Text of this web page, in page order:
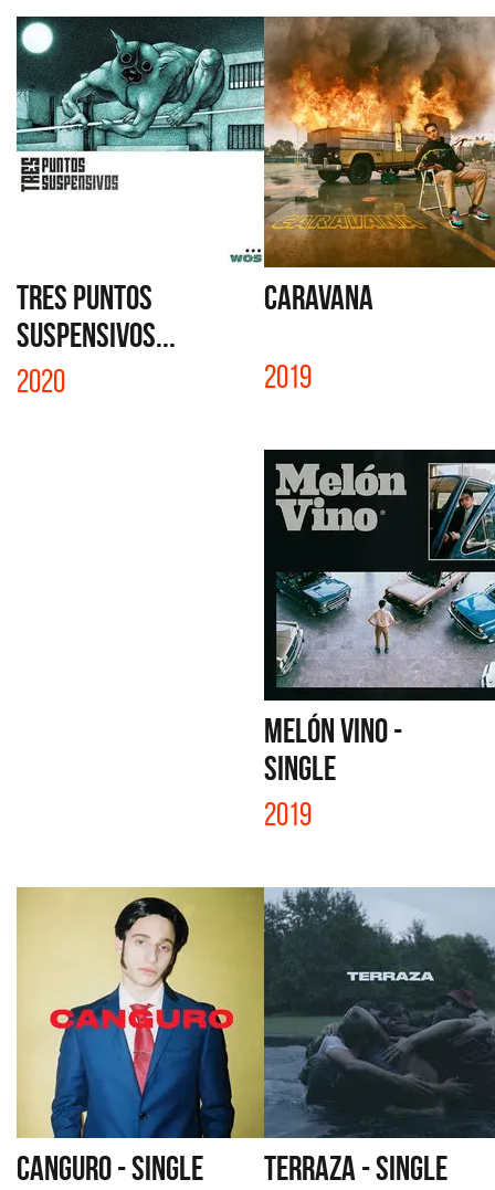
TRES PUNTOS
SUSPENSIVOS...
2020
CARAVANA
2019
MELÓN VINO -
SINGLE
2019
CANGURO - SINGLE TERRAZA - SINGLE